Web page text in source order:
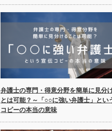
弁護士の専門・得意分野を簡単に見分
とは可能？～「○○に強い弁護士」とい
コピーの本当の意味